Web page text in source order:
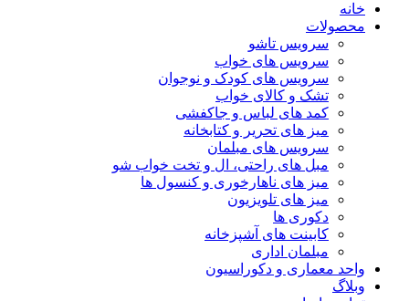
خانه
محصولات
سرویس تاشو
سرویس های خواب
سرویس های کودک و نوجوان
تشک و کالای خواب
کمد های لباس و جاکفشی
میز های تحریر و کتابخانه
سرویس های مبلمان
مبل های راحتی، ال و تخت خواب شو
میز های ناهارخوری و کنسول ها
میز های تلویزیون
دکوری ها
کابینت های آشپزخانه
مبلمان اداری
واحد معماری و دکوراسیون
وبلاگ